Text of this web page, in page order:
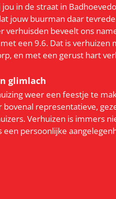
in de straat in
jouw buurman daar
verhuisden beveelt ons
een 9.6. Dat is
en met een gerust hart
glimlach
weer een feestje te
representatieve,
Verhuizen is immers
persoonlijke